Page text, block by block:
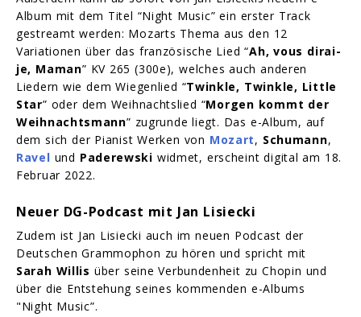
Album mit dem Titel “Night Music” ein erster Track
gestreamt werden: Mozarts Thema aus den 12
Variationen über das französische Lied “Ah, vous dirai-
je, Maman” KV 265 (300e), welches auch anderen
Liedern wie dem Wiegenlied “Twinkle, Twinkle, Little
Star” oder dem Weihnachtslied “Morgen kommt der
Weihnachtsmann” zugrunde liegt. Das e-Album, auf
dem sich der Pianist Werken von Mozart, Schumann,
Ravel und Paderewski widmet, erscheint digital am 18.
Februar 2022.
Neuer DG-Podcast mit Jan Lisiecki
Zudem ist Jan Lisiecki auch im neuen Podcast der
Deutschen Grammophon zu hören und spricht mit
Sarah Willis über seine Verbundenheit zu Chopin und
über die Entstehung seines kommenden e-Albums
"Night Music”.